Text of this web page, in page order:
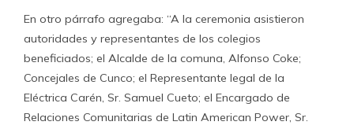
En otro párrafo agregaba: “A la ceremonia asistieron
autoridades y representantes de los colegios
beneficiados; el Alcalde de la comuna, Alfonso Coke;
Concejales de Cunco; el Representante legal de la
Eléctrica Carén, Sr. Samuel Cueto; el Encargado de
Relaciones Comunitarias de Latin American Power, Sr.